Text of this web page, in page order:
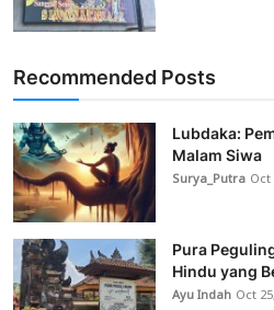
Recommended Posts
Lubdaka:
Malam Siwa
Surya_Putra
Pura
Hindu yang
Ayu Indah Oct